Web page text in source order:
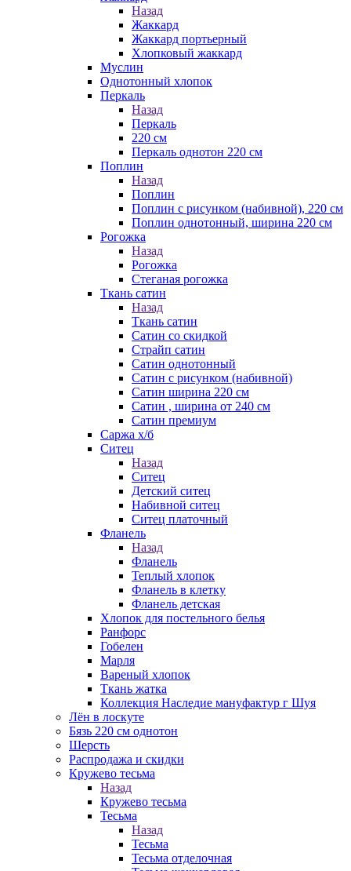
Назад
Жаккард
Жаккард портьерный
Хлопковый жаккард
Муслин
Однотонный хлопок
Перкаль
Назад
Перкаль
220 см
Перкаль однотон 220 см
Поплин
Назад
Поплин
Поплин с рисунком (набивной), 220 см
Поплин однотонный, ширина 220 см
Рогожка
Назад
Рогожка
Стеганая рогожка
Ткань сатин
Назад
Ткань сатин
Сатин со скидкой
Страйп сатин
Сатин однотонный
Сатин с рисунком (набивной)
Сатин ширина 220 см
Сатин , ширина от 240 см
Сатин премиум
Саржа х/б
Ситец
Назад
Ситец
Детский ситец
Набивной ситец
Ситец платочный
Фланель
Назад
Фланель
Теплый хлопок
Фланель в клетку
Фланель детская
Хлопок для постельного белья
Ранфорс
Гобелен
Марля
Вареный хлопок
Ткань жатка
Коллекция Наследие мануфактур г Шуя
Лён в лоскуте
Бязь 220 см однотон
Шерсть
Распродажа и скидки
Кружево тесьма
Назад
Кружево тесьма
Тесьма
Назад
Тесьма
Тесьма отделочная